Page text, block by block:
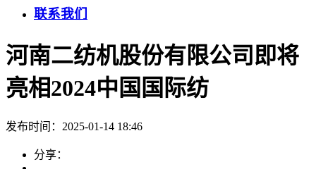
联系我们
河南二纺机股份有限公司即将
亮相2024中国国际纺
发布时间：2025-01-14 18:46
分享：